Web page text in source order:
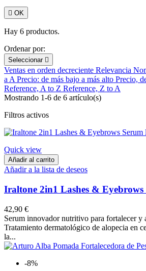
 OK
Hay 6 productos.
Ordenar por:
Seleccionar 
Ventas en orden decreciente Relevancia
a A Precio: de más bajo a más alto Precio,
Reference, A to Z Reference, Z to A
Mostrando 1-6 de 6 artículo(s)
Filtros activos
Quick view
Añadir al carrito
Añadir a la lista de deseos
Iraltone 2in1 Lashes & Eyebrows
42,90 €
Serum innovador nutritivo para fortalecer y
Tratamiento dermatológico de alopecia en
la...
-8%